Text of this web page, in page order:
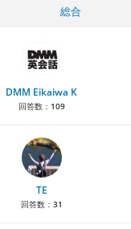
総合
DMM Eikaiwa K
回答数： 109
TE
回答数： 31